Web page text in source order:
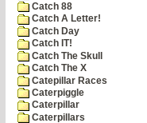
Catch 88
Catch A Letter!
Catch Day
Catch IT!
Catch The Skull
Catch The X
Catepillar Races
Caterpiggle
Caterpillar
Caterpillars